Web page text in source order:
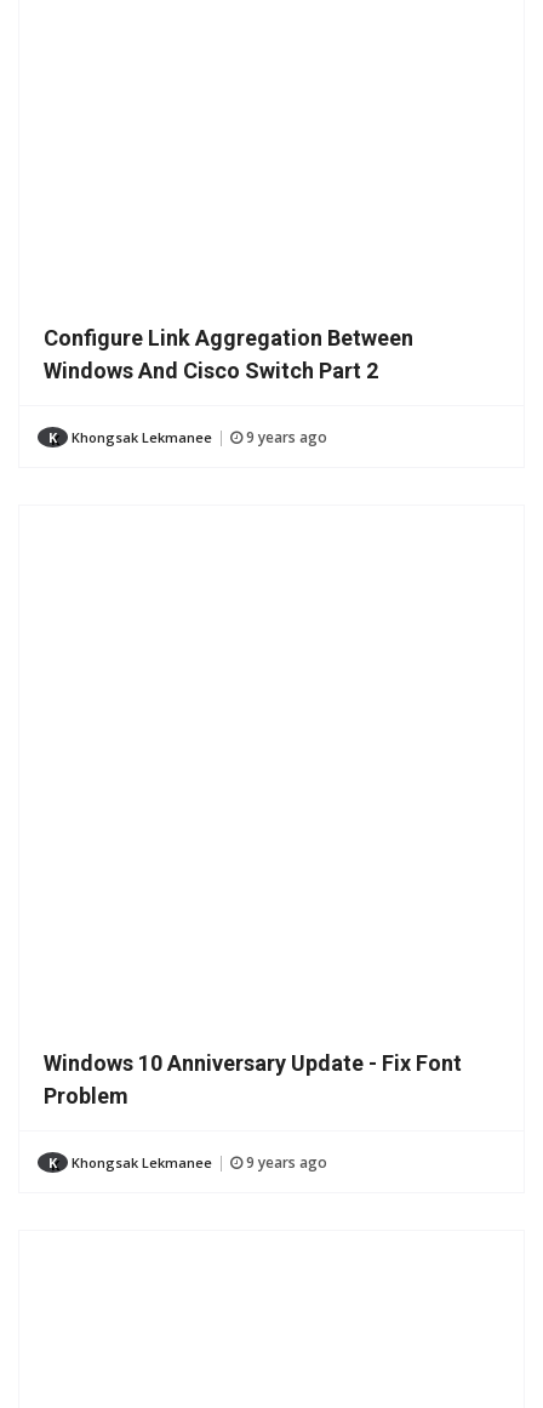
Configure Link Aggregation Between
Windows And Cisco Switch Part 2
K Khongsak Lekmanee 9 years ago
Windows 10 Anniversary Update - Fix Font
Problem
K Khongsak Lekmanee 9 years ago